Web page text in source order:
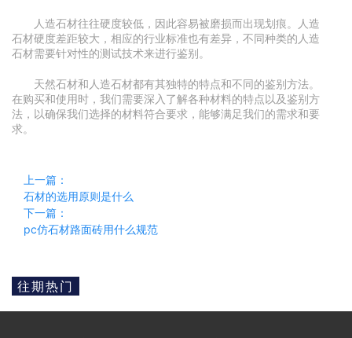
人造石材往往硬度较低，因此容易被磨损而出现划痕。人造
石材硬度差距较大，相应的行业标准也有差异，不同种类的人造
石材需要针对性的测试技术来进行鉴别。
天然石材和人造石材都有其独特的特点和不同的鉴别方法。
在购买和使用时，我们需要深入了解各种材料的特点以及鉴别方
法，以确保我们选择的材料符合要求，能够满足我们的需求和要
求。
上一篇：
石材的选用原则是什么
下一篇：
pc仿石材路面砖用什么规范
往期热门